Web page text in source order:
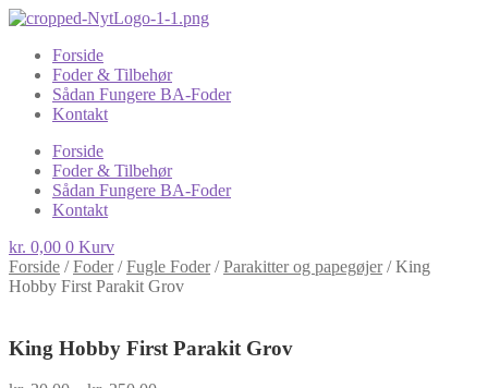
Forside
Foder & Tilbehør
Sådan Fungere BA-Foder
Kontakt
Forside
Foder & Tilbehør
Sådan Fungere BA-Foder
Kontakt
kr. 0,00 0 Kurv
Forside /Foder/Fugle Foder/Parakitter og papegøjer/King
Hobby First Parakit Grov
King Hobby First Parakit Grov